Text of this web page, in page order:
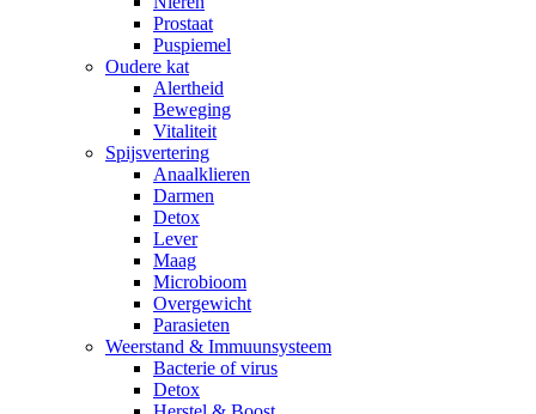
Prostaat
Puspiemel
Oudere kat
Alertheid
Beweging
Vitaliteit
Spijsvertering
Anaalklieren
Darmen
Detox
Lever
Maag
Microbioom
Overgewicht
Parasieten
Weerstand & Immuunsysteem
Bacterie of virus
Detox